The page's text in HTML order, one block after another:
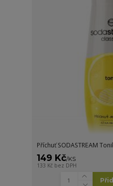
Příchuť SODASTREAM
149 Kč/KS
133 Kč bez DPH